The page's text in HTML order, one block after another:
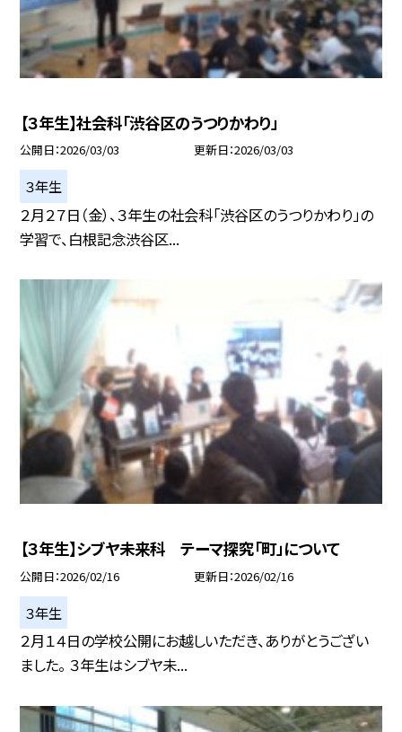
【３年生】社会科「渋谷区のうつりかわり」
公開日 2026/03/03 更新日 2026/03/03
３年生
２月２７日（金）、３年生の社会科「渋谷区のうつりかわり」の
学習で、白根記念渋谷区...
【３年生】シブヤ未来科 テーマ探究「町」について
公開日 2026/02/16 更新日 2026/02/16
３年生
２月１４日の学校公開にお越しいただき、ありがとうござい
ました。 ３年生はシブヤ未...